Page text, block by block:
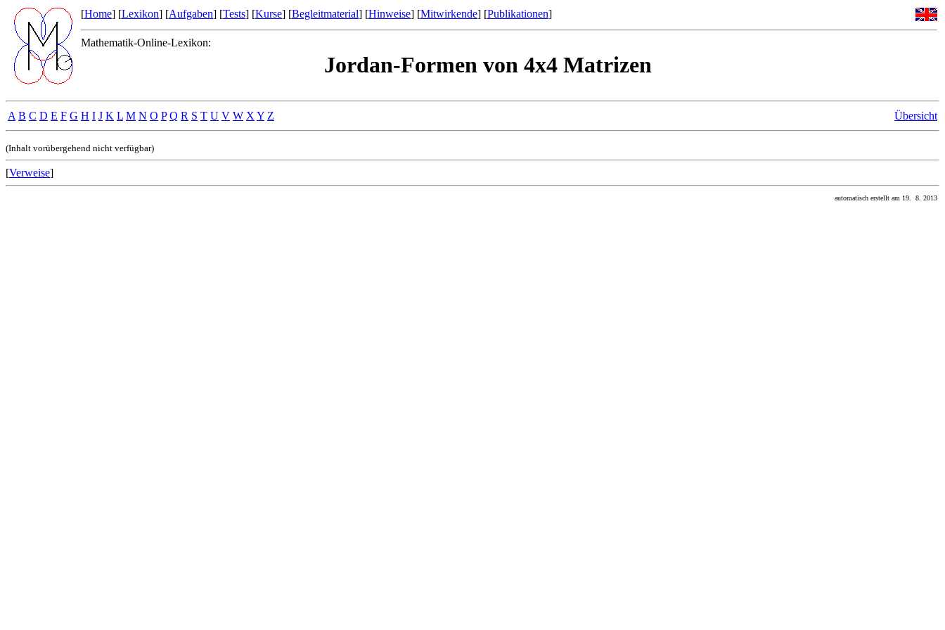
[Home] [Lexikon] [Aufgaben] [Tests] [Kurse] [Begleitmaterial] [Hinweise] [Mitwirkende] [Publikationen]
Mathematik-Online-Lexikon:
Jordan-Formen von 4x4 Matrizen
A B C D E F G H I J K L M N O P Q R S T U V W X Y Z Übersicht
(Inhalt vorübergehend nicht verfügbar)
[Verweise]
automatisch erstellt am 19. 8. 2013